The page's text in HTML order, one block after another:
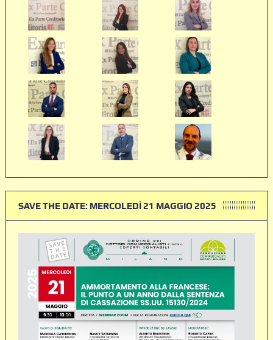
SAVE THE DATE: MERCOLEDÌ 21 MAGGIO 2025